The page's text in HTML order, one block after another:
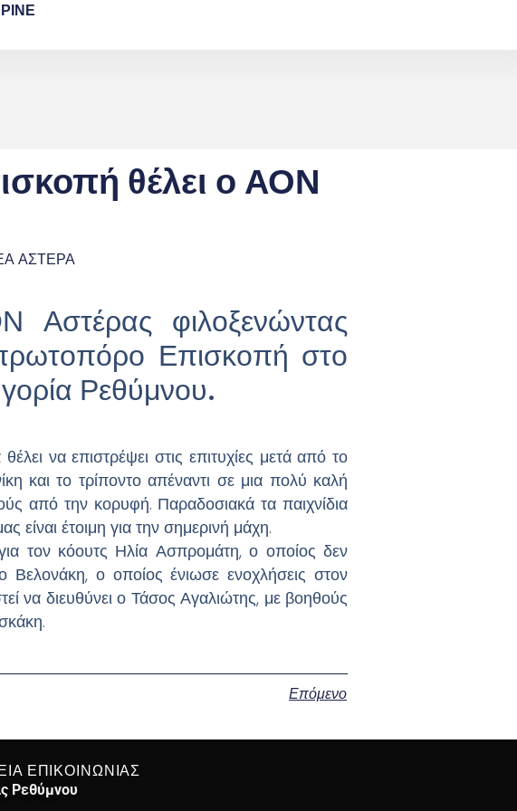
θέλει ο ΑΟΝ
ΑΣΤΕΡΑ
φιλοξενώντας
Επισκοπή στο
Ρεθύμνου.
να επιστρέψει στις επιτυχίες μετά από το
και το τρίποντο απέναντι σε μια πολύ καλή
από την κορυφή. Παραδοσιακά τα παιχνίδια
έτοιμη για την σημερινή μάχη.
τον κόουτς Ηλία Ασπρομάτη, ο οποίος δεν
Βελονάκη, ο οποίος ένιωσε ενοχλήσεις στον
να διευθύνει ο Τάσος Αγαλιώτης, με βοηθούς
Επόμενο
ΕΠΙΚΟΙΝΩΝΙΑΣ
Ρεθύμνου